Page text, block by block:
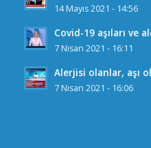
14 Mayıs 2021 - 14:56
Covid-19 aşıları ve
7 Nisan 2021 - 16:11
Alerjisi olanlar, aşı
7 Nisan 2021 - 16:06